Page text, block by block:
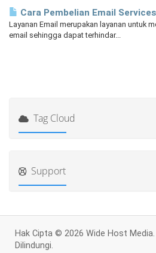
Cara Pembelian Email
Layanan Email merupakan layanan untuk
email sehingga dapat terhindar...
Tag Cloud
Support
Hak Cipta © 2026 Wide Host
Dilindungi.